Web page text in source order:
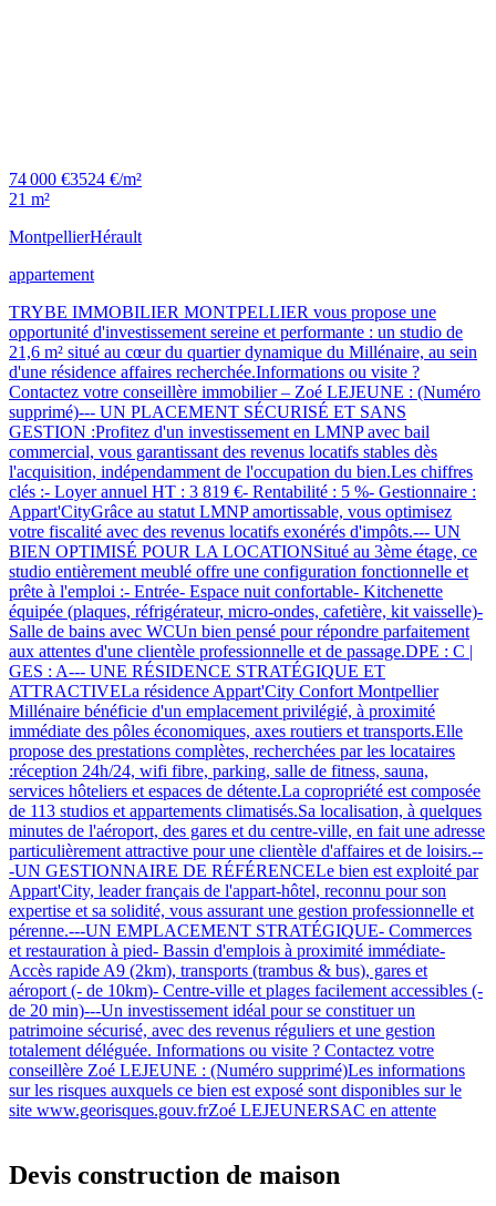
74 000 €3524 €/m²
21 m²
MontpellierHérault
appartement
TRYBE IMMOBILIER MONTPELLIER vous propose une
opportunité d'investissement sereine et performante : un studio de
21,6 m² situé au cœur du quartier dynamique du Millénaire, au sein
d'une résidence affaires recherchée.Informations ou visite ?
Contactez votre conseillère immobilier – Zoé LEJEUNE : (Numéro
supprimé)--- UN PLACEMENT SÉCURISÉ ET SANS
GESTION :Profitez d'un investissement en LMNP avec bail
commercial, vous garantissant des revenus locatifs stables dès
l'acquisition, indépendamment de l'occupation du bien.Les chiffres
clés :- Loyer annuel HT : 3 819 €- Rentabilité : 5 %- Gestionnaire :
Appart'CityGrâce au statut LMNP amortissable, vous optimisez
votre fiscalité avec des revenus locatifs exonérés d'impôts.--- UN
BIEN OPTIMISÉ POUR LA LOCATIONSitué au 3ème étage, ce
studio entièrement meublé offre une configuration fonctionnelle et
prête à l'emploi :- Entrée- Espace nuit confortable- Kitchenette
équipée (plaques, réfrigérateur, micro-ondes, cafetière, kit vaisselle)-
Salle de bains avec WCUn bien pensé pour répondre parfaitement
aux attentes d'une clientèle professionnelle et de passage.DPE : C |
GES : A--- UNE RÉSIDENCE STRATÉGIQUE ET
ATTRACTIVELa résidence Appart'City Confort Montpellier
Millénaire bénéficie d'un emplacement privilégié, à proximité
immédiate des pôles économiques, axes routiers et transports.Elle
propose des prestations complètes, recherchées par les locataires
:réception 24h/24, wifi fibre, parking, salle de fitness, sauna,
services hôteliers et espaces de détente.La copropriété est composée
de 113 studios et appartements climatisés.Sa localisation, à quelques
minutes de l'aéroport, des gares et du centre-ville, en fait une adresse
particulièrement attractive pour une clientèle d'affaires et de loisirs.--
-UN GESTIONNAIRE DE RÉFÉRENCELe bien est exploité par
Appart'City, leader français de l'appart-hôtel, reconnu pour son
expertise et sa solidité, vous assurant une gestion professionnelle et
pérenne.---UN EMPLACEMENT STRATÉGIQUE- Commerces
et restauration à pied- Bassin d'emplois à proximité immédiate-
Accès rapide A9 (2km), transports (trambus & bus), gares et
aéroport (- de 10km)- Centre-ville et plages facilement accessibles (-
de 20 min)---Un investissement idéal pour se constituer un
patrimoine sécurisé, avec des revenus réguliers et une gestion
totalement déléguée. Informations ou visite ? Contactez votre
conseillère Zoé LEJEUNE : (Numéro supprimé)Les informations
sur les risques auxquels ce bien est exposé sont disponibles sur le
site www.georisques.gouv.frZoé LEJEUNERSAC en attente
Devis construction de maison